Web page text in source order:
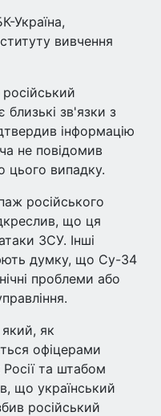
Україна,
вивчення
близькі зв'язки з
інформацію
не повідомив
цього випадку.
російського
що ця
ЗСУ. Інші
думку, що Су-34
проблеми або
як
офіцерами
Росії та штабом
що український
російський